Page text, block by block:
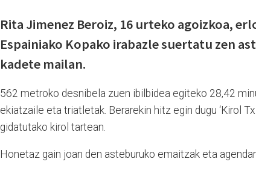
Rita Jimenez Beroiz, 16 urteko agoizkoa,
Espainiako Kopako irabazle suertatu zen
kadete mailan.
562 metroko desnibela zuen ibilbidea egiteko 28,42
ekiatzaile eta triatletak. Berarekin hitz egin dugu ‘Kirol
gidatutako kirol tartean.
Honetaz gain joan den asteburuko emaitzak eta